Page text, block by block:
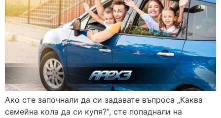
Ако сте започнали да си задавате въпроса „Каква
семейна кола да си купя?“, сте попаднали на